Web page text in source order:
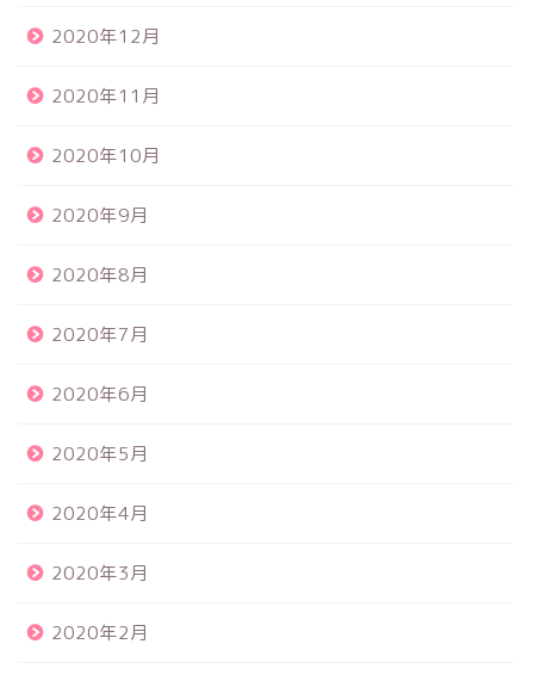
2020年12月
2020年11月
2020年10月
2020年9月
2020年8月
2020年7月
2020年6月
2020年5月
2020年4月
2020年3月
2020年2月